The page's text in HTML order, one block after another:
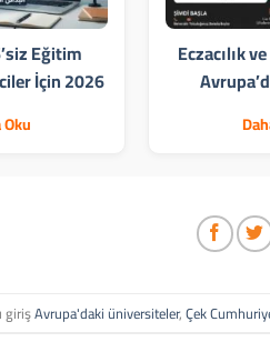
Eğitim
İçin 2026
Eczacılık
girişAvrupa'daki üniversiteler,Çek